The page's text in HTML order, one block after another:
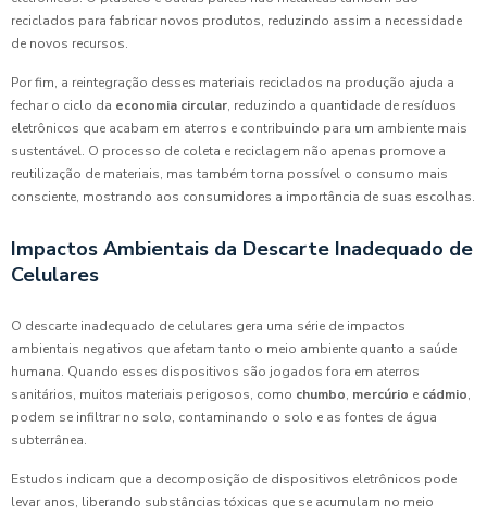
reciclados para fabricar novos produtos, reduzindo assim a necessidade
de novos recursos.
Por fim, a reintegração desses materiais reciclados na produção ajuda a
fechar o ciclo da economia circular, reduzindo a quantidade de resíduos
eletrônicos que acabam em aterros e contribuindo para um ambiente mais
sustentável. O processo de coleta e reciclagem não apenas promove a
reutilização de materiais, mas também torna possível o consumo mais
consciente, mostrando aos consumidores a importância de suas escolhas.
Impactos Ambientais da Descarte Inadequado de
Celulares
O descarte inadequado de celulares gera uma série de impactos
ambientais negativos que afetam tanto o meio ambiente quanto a saúde
humana. Quando esses dispositivos são jogados fora em aterros
sanitários, muitos materiais perigosos, como chumbo, mercúrio e cádmio,
podem se infiltrar no solo, contaminando o solo e as fontes de água
subterrânea.
Estudos indicam que a decomposição de dispositivos eletrônicos pode
levar anos, liberando substâncias tóxicas que se acumulam no meio